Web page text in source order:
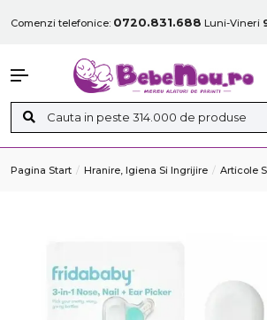
Comenzi telefonice: 0720.831.688 Luni-Vineri
Pagina Start Hranire, Igiena Si Ingrijire Articole